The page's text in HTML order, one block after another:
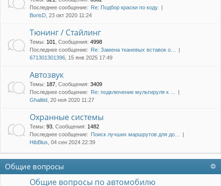
Последнее сообщение: Re: Подбор краски по коду.
BorisD , 23 окт 2020 11:24
Тюнинг / Стайлинг
Темы: 101 Сообщения: 4998
Последнее сообщение: Re: Замена тканевых вставок о…
671301301396 , 15 янв 2025 17:49
Автозвук
Темы: 187 Сообщения: 3409
Последнее сообщение: Re: подключение мультируля к …
Ghalitid , 20 ноя 2020 11:27
Охранные системы
Темы: 93 Сообщения: 1482
Последнее сообщение: Поиск лучших маршрутов для до…
HibBlus , 04 сен 2024 22:39
Общие вопросы
Общие вопросы по автомобилю